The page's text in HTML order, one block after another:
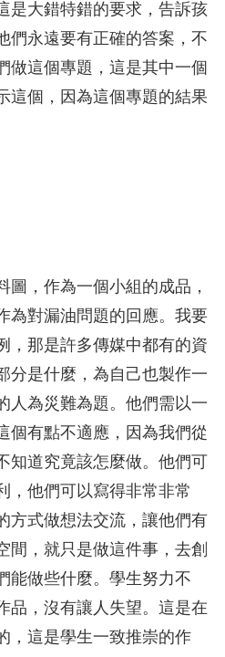
是大錯特錯的要求，告訴孩
們永遠要有正確的答案，不
做這個專題，這是其中一個
這個，因為這個專題的結果
圖，作為一個小組的成品，
為對漏油問題的回應。我要
，那是許多傳媒中都有的資
分是什麼，為自己也製作一
人為災難為題。他們需以一
個有點不適應，因為我們從
知道究竟該怎麼做。他們可
，他們可以寫得非常非常
方式做想法交流，讓他們有
間，就只是做這件事，去創
能做些什麼。學生努力不
品，沒有讓人失望。這是在
，這是學生一致推崇的作